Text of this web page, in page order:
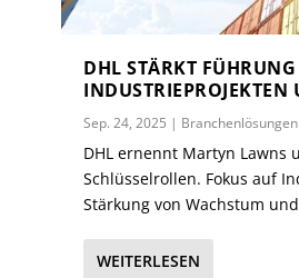
DHL STÄRKT
INDUSTRIEPROJEKTEN
Sep. 24, 2025 | Branchenlösungen
DHL ernennt Martyn Lawns
Schlüsselrollen. Fokus auf
Stärkung von Wachstum
WEITERLESEN